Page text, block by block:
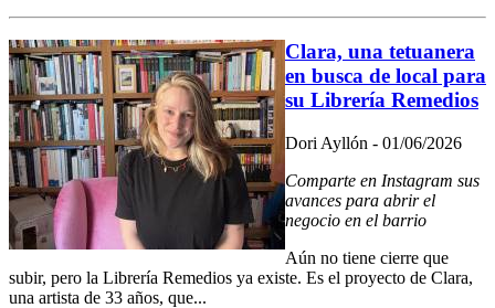
Clara, una tetuanera
en busca de local para
su Librería Remedios
Dori Ayllón - 01/06/2026
Comparte en Instagram sus
avances para abrir el
negocio en el barrio
Aún no tiene cierre que
subir, pero la Librería Remedios ya existe. Es el proyecto de Clara,
una artista de 33 años, que...